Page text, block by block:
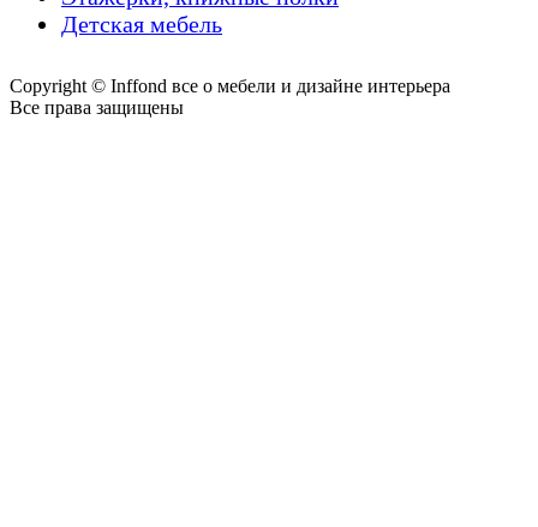
Детская мебель
Copyright © Inffond все о мебели и дизайне интерьера
Все права защищены